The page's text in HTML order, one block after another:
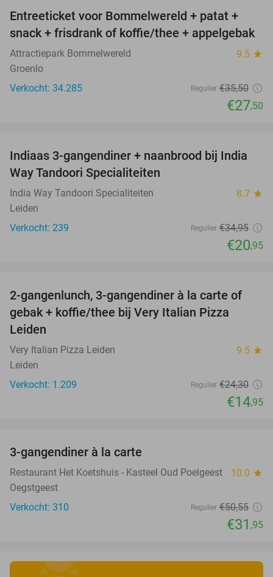
23%
Entreeticket voor Bommelwereld + patat +
snack + frisdrank of koffie/thee + appelgebak
Attractiepark Bommelwereld 9.5 star
Groenlo
Verkocht: 34.285
Regulier €35,50
€27,50
40%
Indiaas 3-gangendiner + naanbrood bij India
Way Tandoori Specialiteiten
India Way Tandoori Specialiteiten 8.7 star
Leiden
Verkocht: 239
Regulier €34,95
€20,95
38%
2-gangenlunch, 3-gangendiner à la carte of
gebak + koffie/thee bij Very Italian Pizza
Leiden
Very Italian Pizza Leiden 9.5 star
Leiden
Verkocht: 1.209
Regulier €24,30
€14,95
3-gangendiner à la carte
Restaurant Het Koetshuis - Kasteel Oud Poelgeest 10.0 star
Oegstgeest
Verkocht: 310
Regulier €50,55
€31 ,95